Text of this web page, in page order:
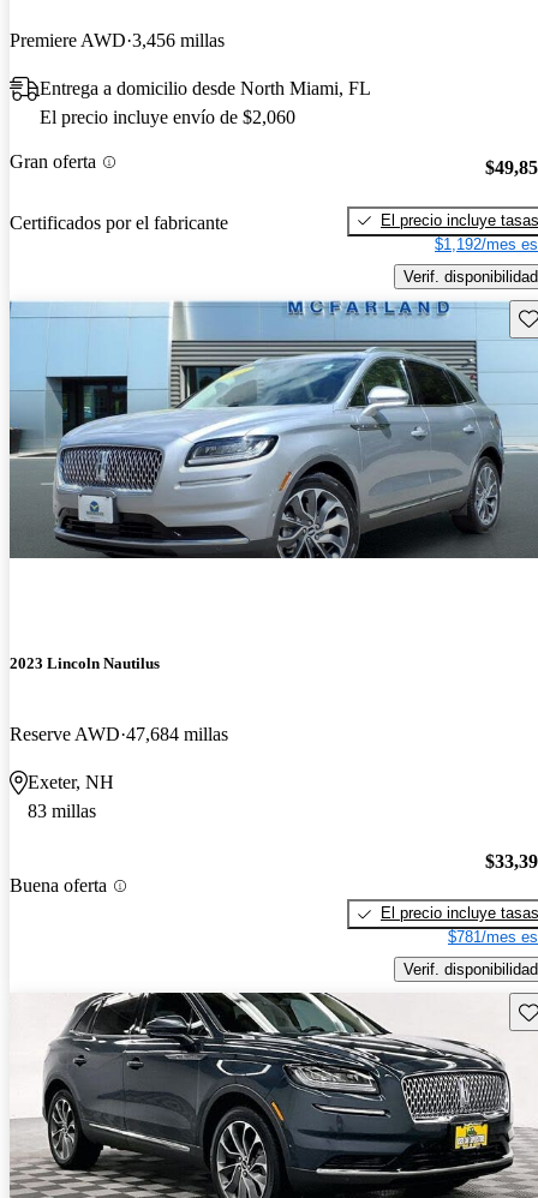
Premiere AWD 3,456 millas
Entrega a domicilio desde North Miami, FL
El precio incluye envío de $2,060
Gran oferta
Certificados por el fabricante
El precio incluye tasas
$1,192/mes
Verif. disponibilidad
2023 Lincoln Nautilus
Reserve AWD 47,684 millas
Exeter, NH
83 millas
Buena oferta
El precio incluye tasas
$781/mes
Verif. disponibilidad